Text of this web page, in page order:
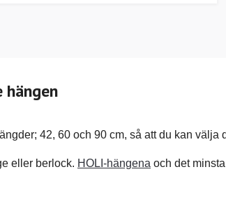
42, 60 och 90 cm, så att du kan välja
eller berlock. HOLI-hängena och det minsta